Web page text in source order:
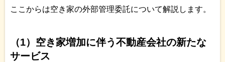
ここからは空き家の外部管理委託について解説します。
（1）空き家増加に伴う不動産会社の新たな
サービス